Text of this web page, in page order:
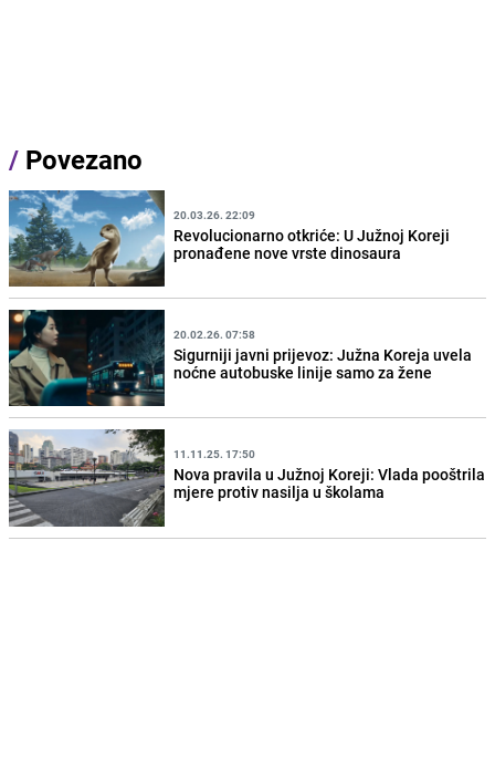
/ Povezano
20.03.26. 22:09
Revolucionarno otkriće: U Južnoj Koreji
pronađene nove vrste dinosaura
20.02.26. 07:58
Sigurniji javni prijevoz: Južna Koreja uvela
noćne autobuske linije samo za žene
11.11.25. 17:50
Nova pravila u Južnoj Koreji: Vlada pooštrila
mjere protiv nasilja u školama